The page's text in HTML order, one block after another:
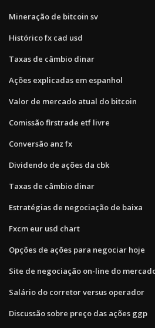
Mineração de bitcoin sv
Histórico fx cad usd
Taxas de câmbio dinar
Ações explicadas em espanhol
Valor de mercado atual do bitcoin
Comissão firstrade etf livre
Conversão anz fx
Dividendo de ações da cbk
Taxas de câmbio dinar
Estratégias de negociação de baixa
Fxcm eur usd chart
Opções de ações para negociar hoje
Site de negociação on-line do
Salário do corretor versus operador
Discussão sobre preço das ações ggp